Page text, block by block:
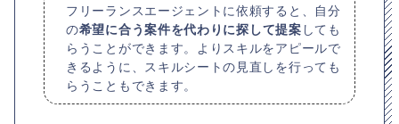
フリーランスエージェントに依頼すると、自分
の希望に合う案件を代わりに探して提案 しても
らうことができます。よりスキルをアピールで
きるように、スキルシートの見直しを行っても
らうこともできます。